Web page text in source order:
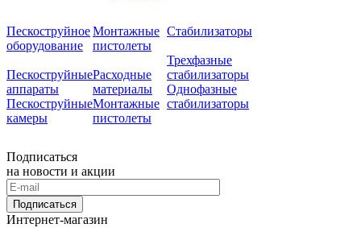
Пескоструйное
оборудование
Пескоструйные
аппараты
Пескоструйные
камеры
Монтажные
пистолеты
Расходные
материалы
Монтажные
пистолеты
Стабилизаторы
Трехфазные
стабилизаторы
Однофазные
стабилизаторы
Подписаться
на новости и акции
Подписаться
Интернет-магазин